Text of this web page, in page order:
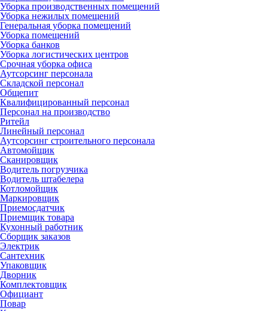
Уборка производственных помещений
Уборка нежилых помещений
Генеральная уборка помещений
Уборка помещений
Уборка банков
Уборка логистических центров
Срочная уборка офиса
Аутсорсинг персонала
Складской персонал
Общепит
Квалифицированный персонал
Персонал на производство
Ритейл
Линейный персонал
Аутсорсинг строительного персонала
Автомойщик
Сканировщик
Водитель погрузчика
Водитель штабелера
Котломойщик
Маркировщик
Приемосдатчик
Приемщик товара
Кухонный работник
Сборщик заказов
Электрик
Сантехник
Упаковщик
Дворник
Комплектовщик
Официант
Повар